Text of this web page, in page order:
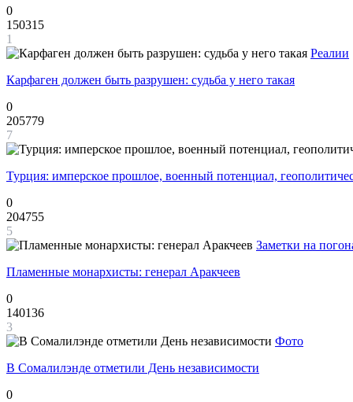
0
150315
1
Реалии
Карфаген должен быть разрушен: судьба у него такая
0
205779
7
Турция: имперское прошлое, военный потенциал,
0
204755
5
Заметки на
Пламенные монархисты: генерал Аракчеев
0
140136
3
Фото
В Сомалилэнде отметили День независимости
0